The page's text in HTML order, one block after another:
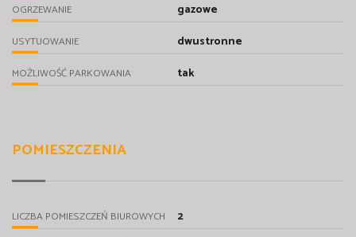
OGRZEWANIE gazowe
USYTUOWANIE dwustronne
MOŻLIWOŚĆ PARKOWANIA tak
POMIESZCZENIA
LICZBA POMIESZCZEŃ BIUROWYCH 2